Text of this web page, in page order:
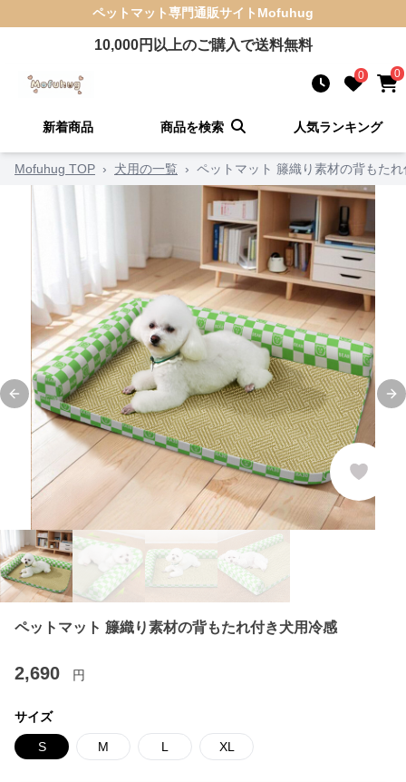
ペットマット専門通販サイト Mofuhug
10,000円以上のご購入で送料無料
0 0
新着商品 商品を検索 人気ランキング
Mofuhug TOP › 犬用の一覧 › ペットマット 籐織り素材の背もた
Previous slide
ペットマット 籐織り素材の背もたれ付き犬用冷感
2,690 円
サイズ
S M L XL